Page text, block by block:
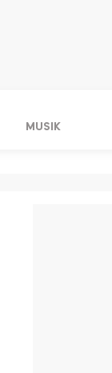
MUSIK